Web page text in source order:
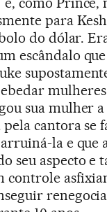
para
do dólar.
escândalo
sua mulher
pela cantora se
la e que
seu aspecto e
controle